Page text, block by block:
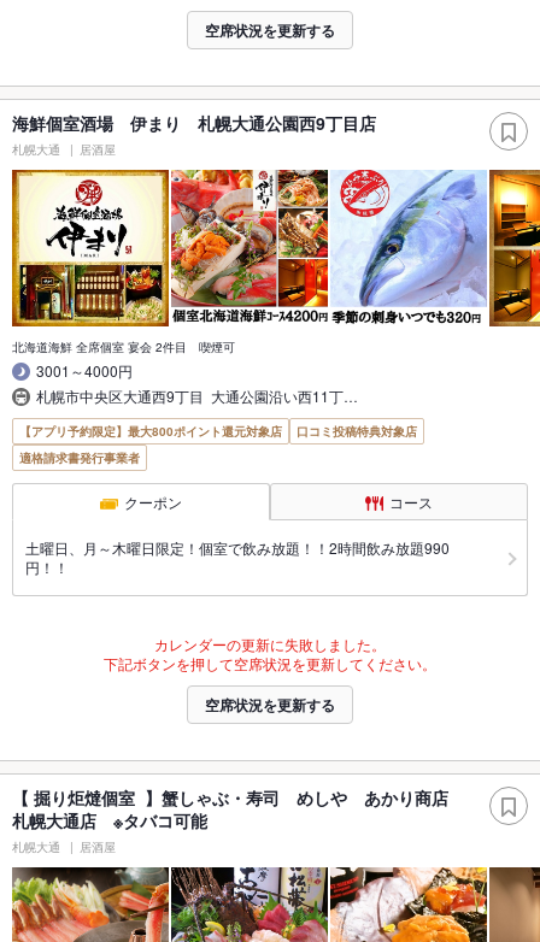
空席状況を更新する
海鮮個室酒場 伊まり 札幌大通公園西9丁目店
札幌大通 居酒屋
北海道海鮮 全席個室 宴会 2件目 喫煙可
3001～4000円
札幌市中央区大通西9丁目 大通公園沿い西11丁…
【アプリ予約限定】最大800ポイント還元対象店
口コミ投稿特典対象店
適格請求書発行事業者
クーポン コース
土曜日、月～木曜日限定！個室で飲み放題！！2時間飲み放題990
円！！
カレンダーの更新に失敗しました。
下記ボタンを押して空席状況を更新してください。
空席状況を更新する
【 掘り炬燵個室 】蟹しゃぶ・寿司 めしや あかり商店
札幌大通店 ※タバコ可能
札幌大通 居酒屋